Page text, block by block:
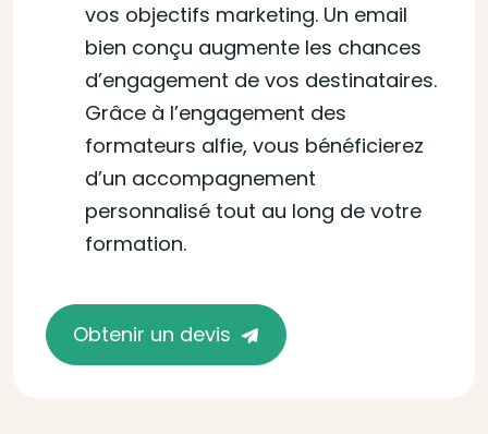
vos objectifs marketing. Un email
bien conçu augmente les chances
d’engagement de vos destinataires.
Grâce à l’engagement des
formateurs alfie, vous bénéficierez
d’un accompagnement
personnalisé tout au long de votre
formation.
Obtenir un devis